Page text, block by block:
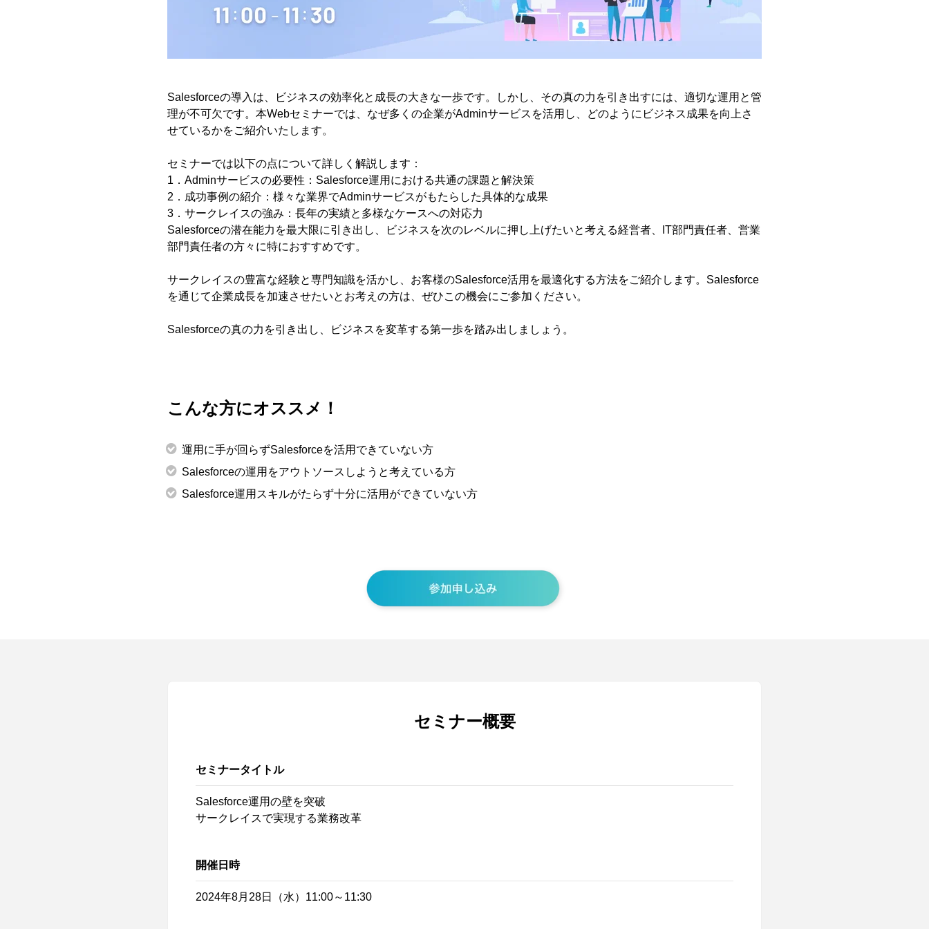
Salesforceの導入は、ビジネスの効率化と成長の大きな一歩です。しかし、その真の力を引き出すには、適切な運用と管
理が不可欠です。本Webセミナーでは、なぜ多くの企業がAdminサービスを活用し、どのようにビジネス成果を向上さ
せているかをご紹介いたします。​
セミナーでは以下の点について詳しく解説します：​
1．Adminサービスの必要性：Salesforce運用における共通の課題と解決策​
2．成功事例の紹介：様々な業界でAdminサービスがもたらした具体的な成果​
3．サークレイスの強み：長年の実績と多様なケースへの対応力​
Salesforceの潜在能力を最大限に引き出し、ビジネスを次のレベルに押し上げたいと考える経営者、IT部門責任者、営業
部門責任者の方々に特におすすめです。​
サークレイスの豊富な経験と専門知識を活かし、お客様のSalesforce活用を最適化する方法をご紹介します。Salesforce
を通じて企業成長を加速させたいとお考えの方は、ぜひこの機会にご参加ください。​
Salesforceの真の力を引き出し、ビジネスを変革する第一歩を踏み出しましょう。
こんな方にオススメ！
運用に手が回らずSalesforceを活用できていない方
Salesforceの運用をアウトソースしようと考えている方
Salesforce運用スキルがたらず十分に活用ができていない方
セミナー概要
セミナータイトル
Salesforce運用の壁を突破​
サークレイスで実現する業務改革​
開催日時
2024年8月28日（水）11:00～11:30